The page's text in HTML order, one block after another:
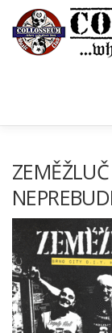
Prejsť
obsah
KONTAKTY